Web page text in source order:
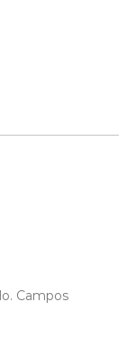
Campos